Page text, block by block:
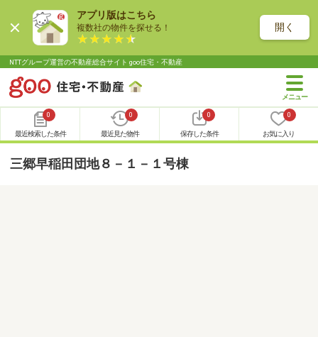
アプリ版はこちら
複数社の物件を探せる！ 開く
NTTグループ運営の不動産総合サイト goo住宅・不動産
0
最近検索した条件
0
最近見た物件
0
保存した条件
0
お気に入り
三郷早稲田団地８－１－１号棟